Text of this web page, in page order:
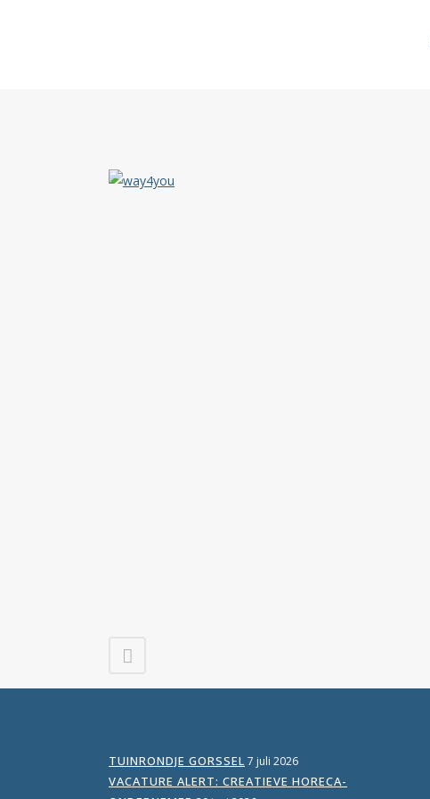
TUINRONDJE GORSSEL 7 juli 2026
VACATURE ALERT: CREATIEVE HORECA-